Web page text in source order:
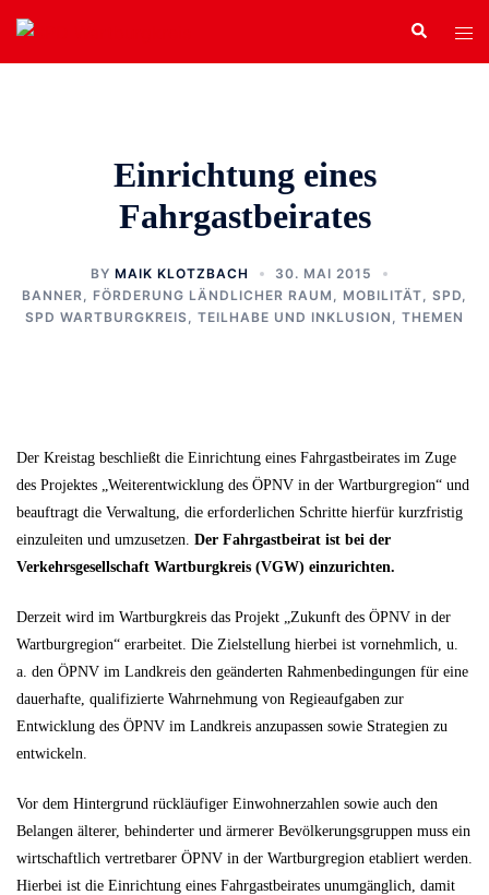
Zum
Inhalt
springen
Search
Einrichtung eines
Fahrgastbeirates
BY MAIK KLOTZBACH
30. MAI 2015
BANNER
FÖRDERUNG LÄNDLICHER RAUM MOBILITÄT SPD
SPD WARTBURGKREIS
TEILHABE UND INKLUSION THEMEN
Der Kreistag beschließt die Einrichtung eines Fahrgastbeirates im Zuge
des Projektes „Weiterentwicklung des ÖPNV in der Wartburgregion“ und
beauftragt die Verwaltung, die erforderlichen Schritte hierfür kurzfristig
einzuleiten und umzusetzen. Der Fahrgastbeirat ist bei der
Verkehrsgesellschaft Wartburgkreis (VGW) einzurichten.
Derzeit wird im Wartburgkreis das Projekt „Zukunft des ÖPNV in der
Wartburgregion“ erarbeitet. Die Zielstellung hierbei ist vornehmlich, u.
a. den ÖPNV im Landkreis den geänderten Rahmenbedingungen für eine
dauerhafte, qualifizierte Wahrnehmung von Regieaufgaben zur
Entwicklung des ÖPNV im Landkreis anzupassen sowie Strategien zu
entwickeln.
Vor dem Hintergrund rückläufiger Einwohnerzahlen sowie auch den
Belangen älterer, behinderter und ärmerer Bevölkerungsgruppen muss ein
wirtschaftlich vertretbarer ÖPNV in der Wartburgregion etabliert werden.
Hierbei ist die Einrichtung eines Fahrgastbeirates unumgänglich, damit